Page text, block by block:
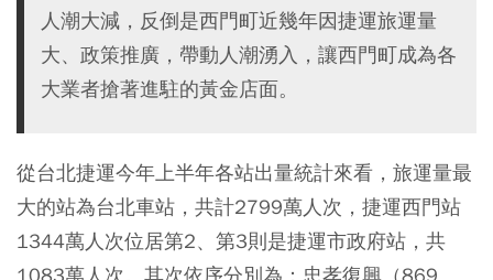
人潮大減，反倒是西門町近幾年因捷運旅運量
大、政策推廣，帶動人潮湧入，讓西門町成為各
大業者搶著進駐的黃金店面。
從台北捷運今年上半年各站出量統計來看，旅運量最
大的站為台北車站，共計2799萬人次，捷運西門站
1344萬人次位居第2、第3則是捷運市政府站，共